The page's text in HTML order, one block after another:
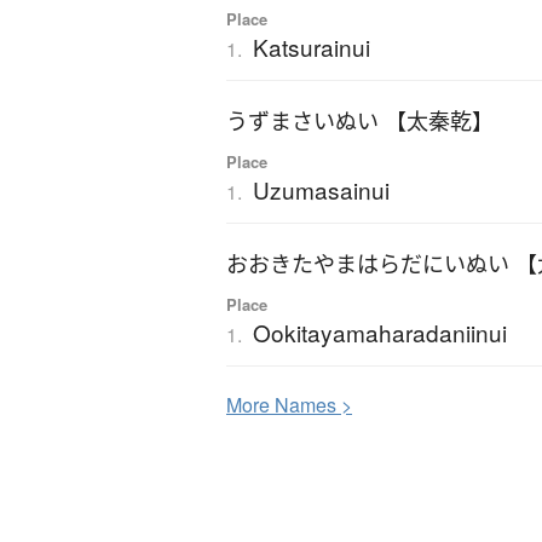
Place
1. Katsurainui
うずまさいぬい 【太秦乾】
Place
1. Uzumasainui
おおきたやまはらだにいぬい 【
Place
1. Ookitayamaharadaniinui
More Names >